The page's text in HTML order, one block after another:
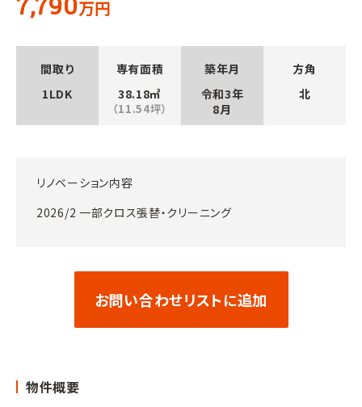
万円
間取り
1LDK
専有面積
38.18㎡
（11.54坪）
築年月
令和3年
8月
方角
北
リノベーション内容
2026/2 一部クロス張替・クリーニング
お問い合わせリストに追加
物件概要